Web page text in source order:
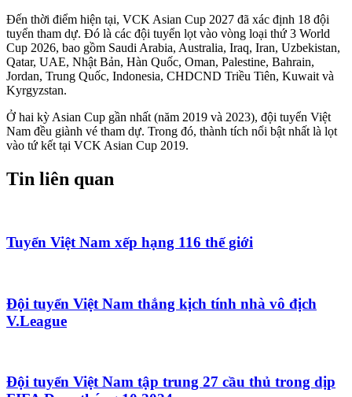
Đến thời điểm hiện tại, VCK Asian Cup 2027 đã xác định 18 đội
tuyển tham dự. Đó là các đội tuyển lọt vào vòng loại thứ 3 World
Cup 2026, bao gồm Saudi Arabia, Australia, Iraq, Iran, Uzbekistan,
Qatar, UAE, Nhật Bản, Hàn Quốc, Oman, Palestine, Bahrain,
Jordan, Trung Quốc, Indonesia, CHDCND Triều Tiên, Kuwait và
Kyrgyzstan.
Ở hai kỳ Asian Cup gần nhất (năm 2019 và 2023), đội tuyển Việt
Nam đều giành vé tham dự. Trong đó, thành tích nổi bật nhất là lọt
vào tứ kết tại VCK Asian Cup 2019.
Tin liên quan
Tuyển Việt Nam xếp hạng 116 thế giới
Đội tuyển Việt Nam thắng kịch tính nhà vô địch
V.League
Đội tuyển Việt Nam tập trung 27 cầu thủ trong dịp